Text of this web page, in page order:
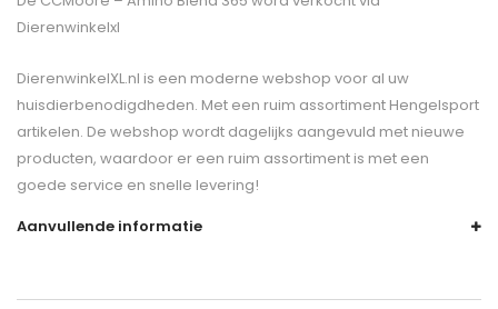
Dierenwinkelxl
DierenwinkelXL.nl is een moderne webshop voor al uw
huisdierbenodigdheden. Met een ruim assortiment Hengelsport
artikelen. De webshop wordt dagelijks aangevuld met nieuwe
producten, waardoor er een ruim assortiment is met een
goede service en snelle levering!
Aanvullende informatie